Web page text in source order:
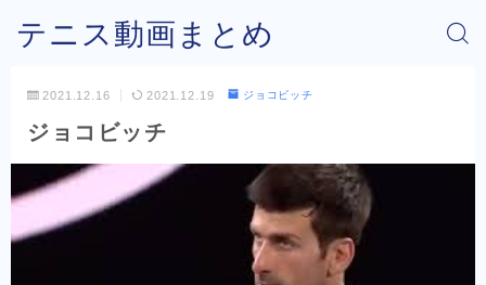
テニス動画まとめ
2021.12.16 2021.12.19 ジョコビッチ
ジョコビッチ